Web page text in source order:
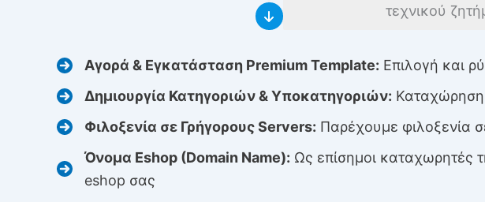
τεχνικού
Αγορά & Εγκατάσταση Premium Template: Επιλογή και
Δημιουργία Κατηγοριών & Υποκατηγοριών: Καταχώρηση
Φιλοξενία σε Γρήγορους Servers: Παρέχουμε φιλοξενία
Όνομα Eshop (Domain Name): Ως επίσημοι καταχωρητές
eshop σας